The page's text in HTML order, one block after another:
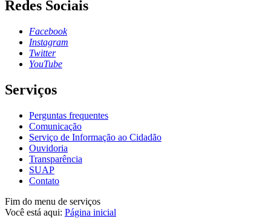
Redes Sociais
Facebook
Instagram
Twitter
YouTube
Serviços
Perguntas frequentes
Comunicação
Serviço de Informação ao Cidadão
Ouvidoria
Transparência
SUAP
Contato
Fim do menu de serviços
Você está aqui: Página inicial